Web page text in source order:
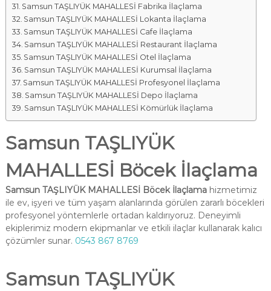
Samsun TAŞLIYÜK MAHALLESİ Fabrika İlaçlama
Samsun TAŞLIYÜK MAHALLESİ Lokanta İlaçlama
Samsun TAŞLIYÜK MAHALLESİ Cafe İlaçlama
Samsun TAŞLIYÜK MAHALLESİ Restaurant İlaçlama
Samsun TAŞLIYÜK MAHALLESİ Otel İlaçlama
Samsun TAŞLIYÜK MAHALLESİ Kurumsal İlaçlama
Samsun TAŞLIYÜK MAHALLESİ Profesyonel İlaçlama
Samsun TAŞLIYÜK MAHALLESİ Depo İlaçlama
Samsun TAŞLIYÜK MAHALLESİ Kömürlük İlaçlama
Samsun TAŞLIYÜK
MAHALLESİ Böcek İlaçlama
Samsun TAŞLIYÜK MAHALLESİ Böcek İlaçlamahizmetimiz
ile ev, işyeri ve tüm yaşam alanlarında görülen zararlı böcekleri
profesyonel yöntemlerle ortadan kaldırıyoruz. Deneyimli
ekiplerimiz modern ekipmanlar ve etkili ilaçlar kullanarak kalıcı
çözümler sunar. 0543 867 8769
Samsun TAŞLIYÜK